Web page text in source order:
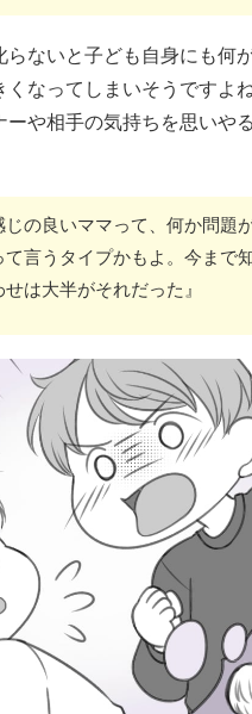
らないと子ども自身にも何
くなってしまいそうですよ
ーや相手の気持ちを思いや
じの良いママって、何か問題
て言うタイプかもよ。今まで
は大半がそれだった』